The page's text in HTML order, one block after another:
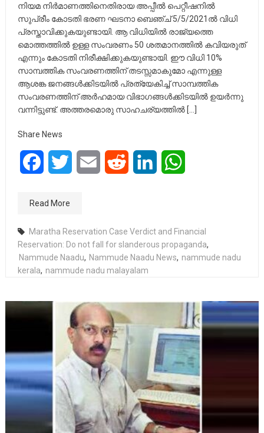
നിയമ നിർമാണത്തിനെതിരായ അപ്പീൽ പെറ്റീഷനിൽ
സുപ്രീം കോടതി ഭരണ ഘടനാ ബെഞ്ച് 5/5/2021ൽ വിധി
പ്രസ്താവിക്കുകയുണ്ടായി. ആ വിധിയിൽ രാജ്യത്തെ
മൊത്തത്തിൽ ഉള്ള സംവരണം 50 ശതമാനത്തിൽ കവിയരുത്
എന്നും കോടതി നിരീക്ഷിക്കുകയുണ്ടായി. ഈ വിധി 10%
സാമ്പത്തിക സംവരണത്തിന് തടസ്സമാകുമോ എന്നുള്ള
ആശങ്ക ജനങ്ങൾക്കിടയിൽ പ്രത്യേകിച്ച് സാമ്പത്തിക
സംവരണത്തിന് അർഹമായ വിഭാഗങ്ങൾക്കിടയിൽ ഉയർന്നു
വന്നിട്ടുണ്ട്. അത്തരമൊരു സാഹചര്യത്തിൽ […]
Share News
FacebookTwitter Email Reddit LinkedIn
Read More
Maratha Reservation Case Verdict and Financial
Reservation: Do not fall for slanderous propaganda,
Nammude Naadu, Nammude Naadu News, nammude nadu
kerala, nammude nadu malayalam